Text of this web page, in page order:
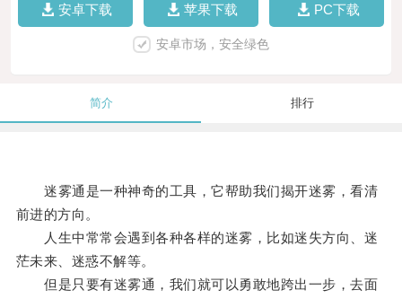
安卓下载 苹果下载 PC下载
安卓市场，安全绿色
简介 排行
迷雾通是一种神奇的工具，它帮助我们揭开迷雾，看清
前进的方向。
人生中常常会遇到各种各样的迷雾，比如迷失方向、迷
茫未来、迷惑不解等。
但是只要有迷雾通，我们就可以勇敢地跨出一步，去面